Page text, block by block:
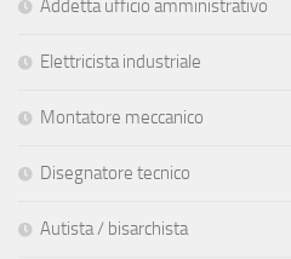
Addetta ufficio amministrativo
Elettricista industriale
Montatore meccanico
Disegnatore tecnico
Autista / bisarchista